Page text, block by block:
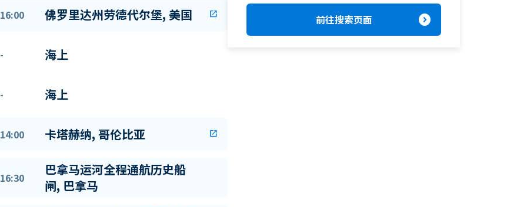
16:00 佛罗里达州劳德代尔堡, 美国 open_in_new
- 海上
- 海上
14:00 卡塔赫纳, 哥伦比亚 open_in_new
16:30
巴拿马运河全程通航历史船
闸, 巴拿马
前往搜索页面 expand_circle_right